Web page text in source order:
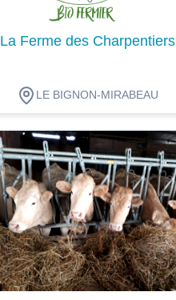
La Ferme des Charpentiers
LE BIGNON-MIRABEAU
Dégustation